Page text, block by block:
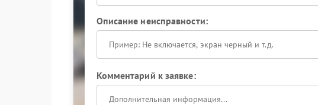
Описание неисправности:
Комментарий к заявке: